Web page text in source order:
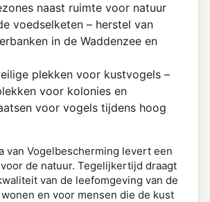
naast ruimte voor natuur
voedselketen – herstel van
in de Waddenzee en
plekken voor kustvogels –
voor kolonies en
voor vogels tijdens hoog
van Vogelbescherming levert een
de natuur. Tegelijkertijd draagt
van de leefomgeving van de
en voor mensen die de kust